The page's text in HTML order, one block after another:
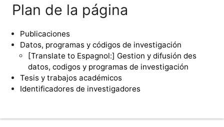
Plan de la página
Publicaciones
Datos, programas y códigos de investigación
[Translate to Espagnol:] Gestion y difusión des
datos, codigos y programas de investigación
Tesis y trabajos académicos
Identificadores de investigadores